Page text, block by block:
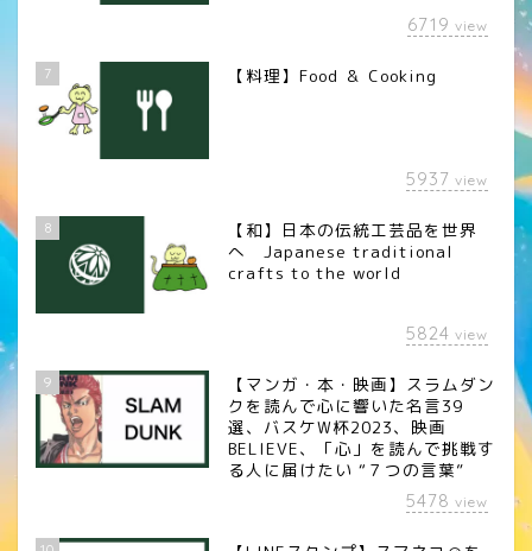
6719 view
7 【料理】Food ＆ Cooking
5937 view
8
【和】日本の伝統工芸品を世界
へ Japanese traditional
crafts to the world
5824 view
9
【マンガ・本・映画】スラムダン
クを読んで心に響いた名言39
選、バスケW杯2023、映画
BELIEVE、「心」を読んで挑戦す
る人に届けたい “７つの言葉”
5478 view